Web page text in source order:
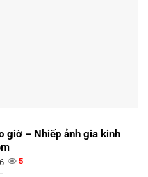
giờ – Nhiếp ảnh gia kinh
5